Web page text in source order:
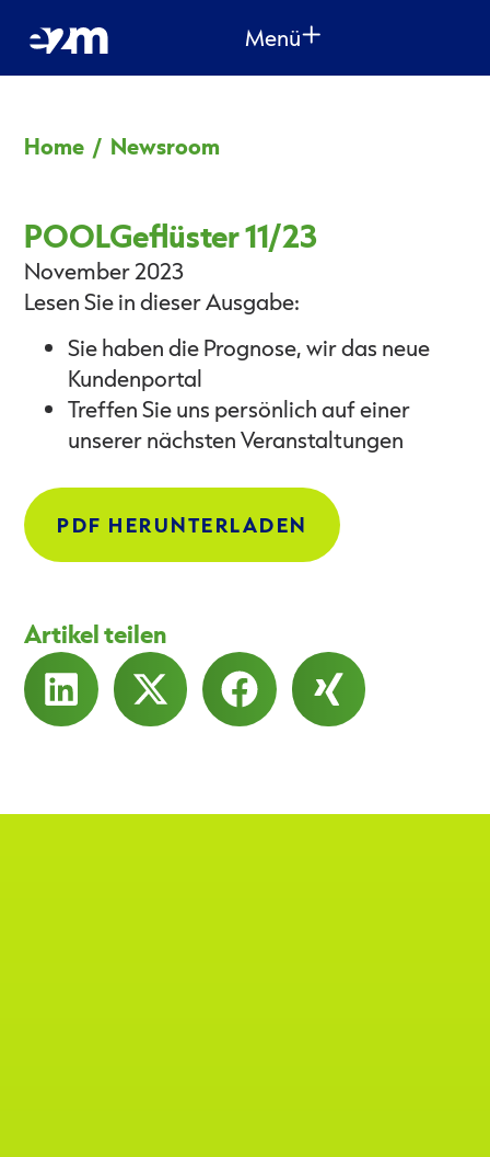
Menü
Home / Newsroom
POOLGeflüster 11/23
November 2023
Lesen Sie in dieser Ausgabe:
Sie haben die Prognose, wir das neue
Kundenportal
Treffen Sie uns persönlich auf einer
unserer nächsten Veranstaltungen
PDF HERUNTERLADEN
Artikel teilen